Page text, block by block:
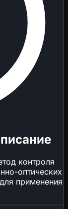
контроля
оптических
применения